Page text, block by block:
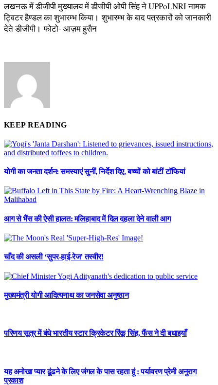
लखनऊ में डीजीपी मुख्यालय में डीजीपी ओपी सिंह ने UPPoLNRI नामक
ट्विटर हैण्डल का शुभारम्भ किया। शुभारम्भ के बाद पत्रकारों को जानकारी
देते डीजीपी। फोटो- आज़म हुसैन
KEEP READING
योगी का जनता दर्शन: समस्याएं सुनीं, निर्देश दिए, बच्चों को बांटीं टॉफियां
आग से भैंस की ऐसी हालत: मलिहाबाद में दिल दहला देने वाली आग
चाँद की असली ‘सुपर-हाई-रेज’ तस्वीर!
मुख्यमंत्री योगी आदित्यनाथ का जनसेवा अनुष्ठान
परिणय सूत्र में बंधे भारतीय स्टार क्रिकेटर रिंकू सिंह, फैंस ने दी बधाइयाँ
यह अनोखा प्यार ढूंढने के लिए जंगल के पास रहता हूं : पर्यावरण प्रेमी अनुराग
प्रकाश